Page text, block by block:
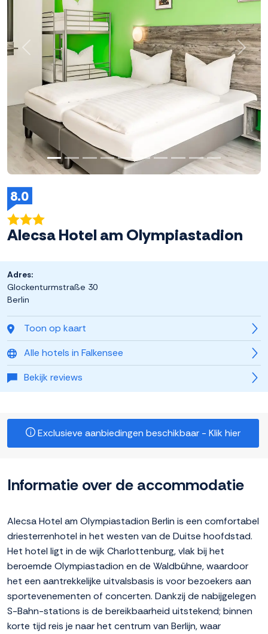
8.0
Alecsa Hotel am Olympiastadion
Toon op kaart
Alle hotels in Falkensee
Bekijk reviews
Adres:
Glockenturmstraße 30
Berlin
Exclusieve aanbiedingen beschikbaar - Klik hier
Informatie over de accommodatie
Alecsa Hotel am Olympiastadion Berlin is een comfortabel
driesterrenhotel in het westen van de Duitse hoofdstad.
Het hotel ligt in de wijk Charlottenburg, vlak bij het
beroemde Olympiastadion en de Waldbühne, waardoor
het een aantrekkelijke uitvalsbasis is voor bezoekers aan
sportevenementen of concerten. Dankzij de nabijgelegen
S-Bahn-stations is de bereikbaarheid uitstekend; binnen
korte tijd reis je naar het centrum van Berlijn, waar